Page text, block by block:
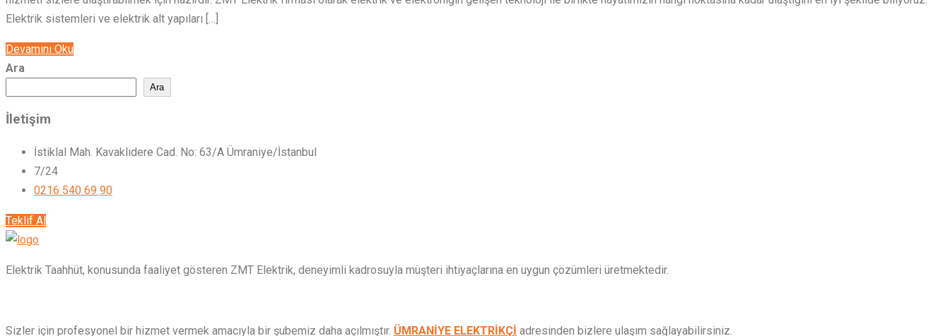
Elektrik sistemleri ve elektrik alt yapıları […]
Devamını Oku
Ara
Ara
İletişim
İstiklal Mah. Kavaklıdere Cad. No: 63/A Ümraniye/İstanbul
7/24
0216 540 69 90
Teklif Al
Elektrik Taahhüt, konusunda faaliyet gösteren ZMT Elektrik, deneyimli kadrosuyla müşteri ihtiyaçlarına en uygun çözümleri üretmektedir.
Sizler için profesyonel bir hizmet vermek amacıyla bir şubemiz daha açılmıştır. ÜMRANİYE ELEKTRİKÇİ adresinden bizlere ulaşım sağlayabilirsiniz.